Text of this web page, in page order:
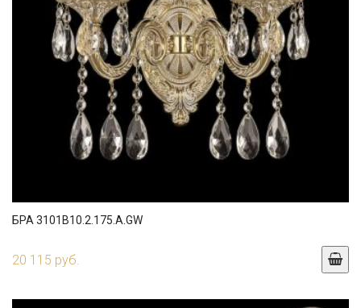
БРА 3101B10.2.175.A.GW
20 115 руб.